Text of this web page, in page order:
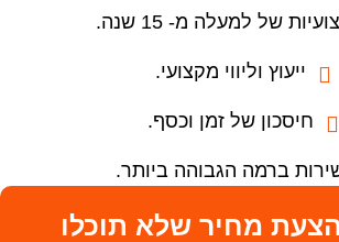
של למעלה מ- 15 שנה.
ייעוץ וליווי מקצועי.
חיסכון של זמן וכסף.
ברמה הגבוהה ביותר.
מחיר שלא תוכלו